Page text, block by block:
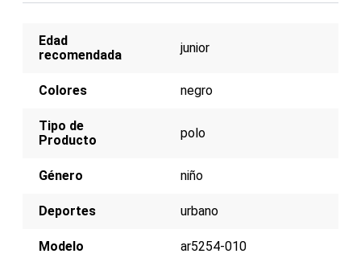
Edad
recomendada
junior
Colores negro
Tipo de
Producto
polo
Género niño
Deportes urbano
Modelo ar5254-010